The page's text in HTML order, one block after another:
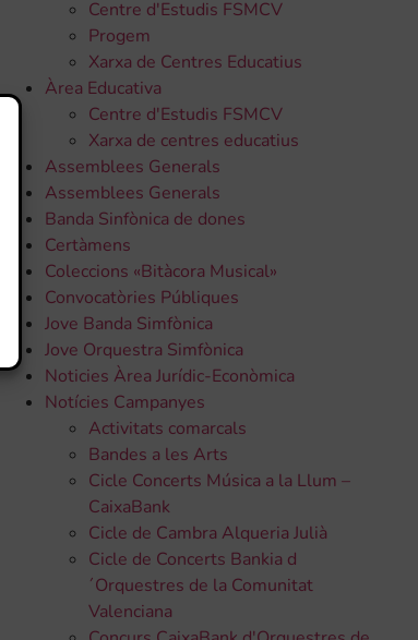
Centre d'Estudis FSMCV
Progem
Xarxa de Centres Educatius
Àrea Educativa
Centre d'Estudis FSMCV
Xarxa de centres educatius
Assemblees Generals
Assemblees Generals
Banda Sinfònica de dones
Certàmens
Coleccions «Bitàcora Musical»
Convocatòries Públiques
Jove Banda Simfònica
Jove Orquestra Simfònica
Noticies Àrea Jurídic-Econòmica
Notícies Campanyes
Activitats comarcals
Bandes a les Arts
Cicle Concerts Música a la Llum –
CaixaBank
Cicle de Cambra Alqueria Julià
Cicle de Concerts Bankia d
´Orquestres de la Comunitat
Valenciana